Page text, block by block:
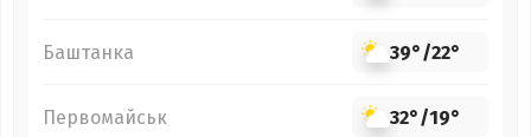
Баштанка 39°/22°
Первомайськ 32°/19°